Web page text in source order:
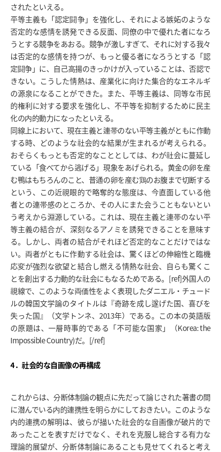
されたといえる。
平等主義も「認定闘争」を強化し、それによる嫉妬のような
否定的な感情を誘発できる反面、同僚の中で優れた者になろ
うとする競争をあおる。競争が激しすぎて、それに対する我々
は否定的な感情を持つが、もっと優る者になろうとする「認
定闘争」に、自己高揚のきっかけが入っていることは、否認で
きない。こうした情熱は、産業化に向けた集合的なエネルギ
の源泉になることができた。また、平等主義は、同等な市民
的権利に対する要求を強化し、不平等を抑制するために民主
化の内的動力になったといえる。
同線上において、現在主義と連帯のない平等主義がともに作動
する時、どのような社会的な結果が生まれるが考えられる。
おそらくもっとも否定的なこととしては、わが社会に蔓延し
ている「食べてから逃げる」現象をあげられる。黄金の卵を産
む鴨はもちろんのこと、普通の卵を産む鶏のお腹まで切断する
という、この近視眼的で略奪的な態度は、今直面している他
者との連帯感のところか、その人にまた会うこともないとい
う考えから淵源している。これは、現在主義と連帯のない平
等主義の結合が、深刻なるアノミを誘発できることを意味す
る。しかし、両者の結合がそれほど否定的なことだけではな
い。両者がともに作動する社会は、驚くほどの伸縮性と臨機
応変が強烈な欲望と結合し燃える情熱な社会、自らも驚くこ
とを創出する力動的な社会にもなるためである。[ref]外国人の
視線で、このような両価性をよく表現したダニエル・チュード
ルの韓国文学論のタイトルは『奇跡を成し遂げた国、喜びを
失った国』（文学トンネ、2013年）である。この本の英語版
の原題は、一層時事的である「不可能な国家」（Korea: the
Impossible Country)だ。[/ref]
4．社会的な自画像の再構成
これからは、分断体制論の観点に先だって論じされた著書の間
に潜んでいる内的連携性を明らかにしておきたい。このような
内的連携の解明は、彼らが描いた社会的な自画像が破片的で
あったことを表すだけでなく、それを克服し総合する有力な
理論的展望が、分断体制論にあることも見せてくれると考え